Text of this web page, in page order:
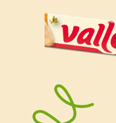
a foglia verde) che
tutti, chi desidera
non sa rinunciare